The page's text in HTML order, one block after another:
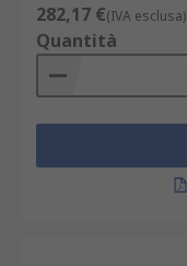
282,17 €(IVA esclusa)
Quantità